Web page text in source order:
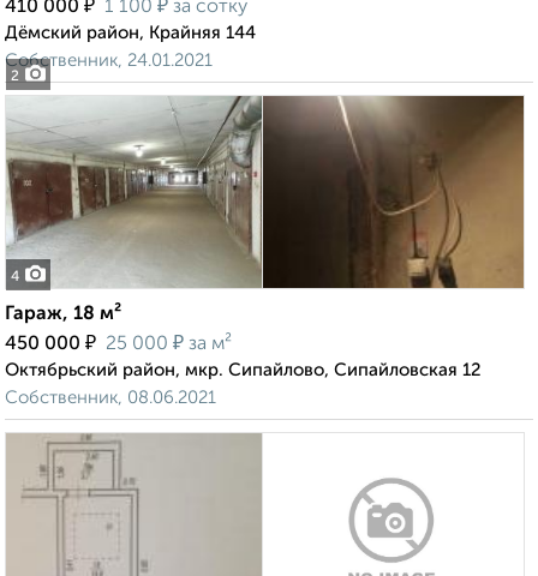
2
410 000 ₽ 1 100 ₽ за сотку
Дёмский район, Крайняя 144
Собственник, 24.01.2021
4
Гараж, 18 м²
450 000 ₽ 25 000 ₽ за м²
Октябрьский район, мкр. Сипайлово, Сипайловская 12
Собственник, 08.06.2021